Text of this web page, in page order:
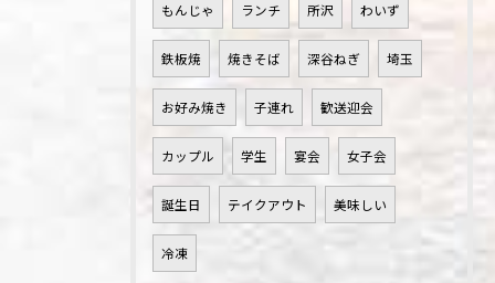
もんじゃ ランチ 所沢 わいず
鉄板焼 焼きそば 深谷ねぎ 埼玉
お好み焼き 子連れ 歓送迎会
カップル 学生 宴会 女子会
誕生日 テイクアウト 美味しい
冷凍